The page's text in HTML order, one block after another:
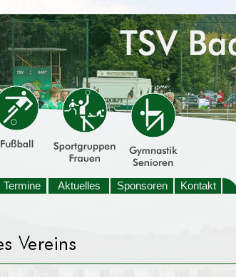
Termine Aktuelles Sponsoren Kontakt